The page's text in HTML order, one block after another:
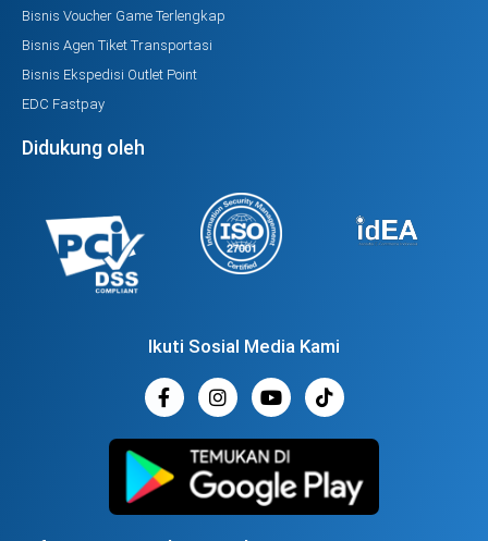
Bisnis Voucher Game Terlengkap
Bisnis Agen Tiket Transportasi
Bisnis Ekspedisi Outlet Point
EDC Fastpay
Didukung oleh
Ikuti Sosial Media Kami